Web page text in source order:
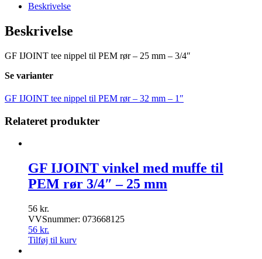
–
mm
-
antal
Beskrivelse
Beskrivelse
GF IJOINT tee nippel til PEM rør – 25 mm – 3/4″
Se varianter
GF IJOINT tee nippel til PEM rør – 32 mm – 1″
Relateret produkter
GF IJOINT vinkel med muffe til
PEM rør 3/4″ – 25 mm
56 kr.
VVSnummer: 073668125
56 kr.
Tilføj til kurv